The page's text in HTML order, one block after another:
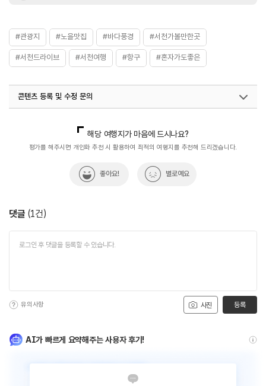
#관광지 #노을맛집 #바다풍경 #서천가볼만한곳
#서천드라이브 #서천여행 #항구 #혼자가도좋은
콘텐츠 등록 및 수정 문의
해당 여행지가 마음에 드시나요?
평가를 해주시면 개인화 추천 시 활용하여 최적의 여행지를 추천해 드리겠습니다.
좋아요! 별로예요
댓글 (1건)
사진
유의사항 등록
AI가 빠르게 요약해주는 사용자 후기!